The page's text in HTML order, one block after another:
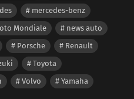
mercedes-benz
Mondiale
news auto
Porsche
Renault
Toyota
Volvo Yamaha